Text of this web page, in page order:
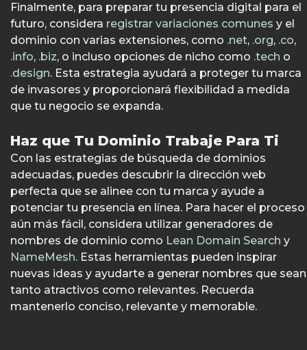
Finalmente, para preparar tu presencia digital para el
futuro, considera registrar variaciones comunes y el
dominio con varias extensiones, como .net, .org, .co,
.info, .biz, o incluso opciones de nicho como .tech o
.design. Esta estrategia ayudará a proteger tu marca
de invasores y proporcionará flexibilidad a medida
que tu negocio se expanda.
Haz que Tu Dominio Trabaje Para Ti
Con las estrategias de búsqueda de dominios
adecuadas, puedes descubrir la dirección web
perfecta que se alinee con tu marca y ayude a
potenciar tu presencia en línea. Para hacer el proceso
aún más fácil, considera utilizar generadores de
nombres de dominio como Lean Domain Search y
NameMesh. Estas herramientas pueden inspirar
nuevas ideas y ayudarte a generar nombres que sean
tanto atractivos como relevantes. Recuerda
mantenerlo conciso, relevante y memorable.